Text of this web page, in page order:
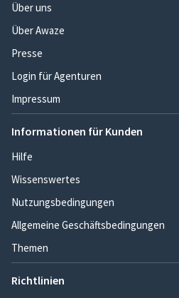
Über uns
Über Awaze
Presse
Login für Agenturen
Impressum
Informationen für Kunden
Hilfe
Wissenswertes
Nutzungsbedingungen
Allgemeine Geschäftsbedingungen
Themen
Richtlinien